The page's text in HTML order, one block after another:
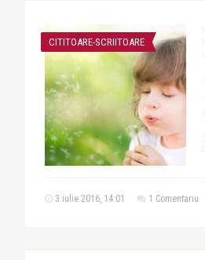
CITITOARE-SCRIITOARE
3 iulie 2016, 14:01 1 Comentariu